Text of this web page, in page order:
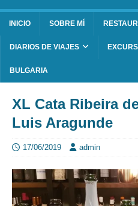
INICIO SOBRE MÍ
DIARIOS DE VIAJES
BULGARIA
XL Cata Ribeira
Luis Aragunde
17/06/2019 admin